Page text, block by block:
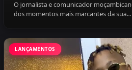
O jornalista e comunicador
dos momentos mais marcantes da sua...
LANÇAMENTOS